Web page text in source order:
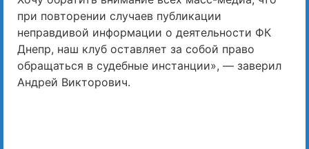
при повторении случаев публикации
неправдивой информации о деятельности ФК
Днепр, наш клуб оставляет за собой право
обращаться в судебные инстанции», — заверил
Андрей Викторович.